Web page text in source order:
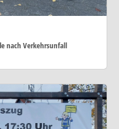
nach Verkehrsunfall